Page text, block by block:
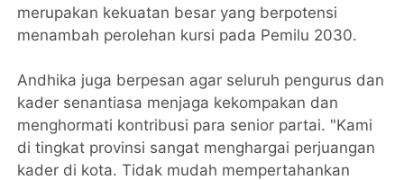
merupakan kekuatan besar yang berpotensi
menambah perolehan kursi pada Pemilu 2030.
Andhika juga berpesan agar seluruh pengurus dan
kader senantiasa menjaga kekompakan dan
menghormati kontribusi para senior partai. "Kami
di tingkat provinsi sangat menghargai perjuangan
kader di kota. Tidak mudah mempertahankan